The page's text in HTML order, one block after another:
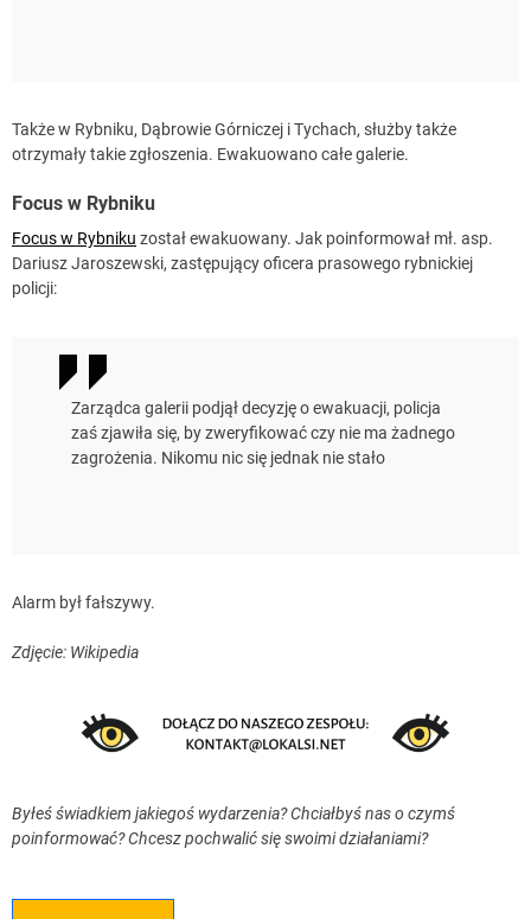
Także w Rybniku, Dąbrowie Górniczej i Tychach, służby także
otrzymały takie zgłoszenia. Ewakuowano całe galerie.
Focus w Rybniku
Focus w Rybniku został ewakuowany. Jak poinformował mł. asp.
Dariusz Jaroszewski, zastępujący oficera prasowego rybnickiej
policji:
Zarządca galerii podjął decyzję o ewakuacji, policja
zaś zjawiła się, by zweryfikować czy nie ma żadnego
zagrożenia. Nikomu nic się jednak nie stało
Alarm był fałszywy.
Zdjęcie: Wikipedia
Byłeś świadkiem jakiegoś wydarzenia? Chciałbyś nas o czymś
poinformować? Chcesz pochwalić się swoimi działaniami?